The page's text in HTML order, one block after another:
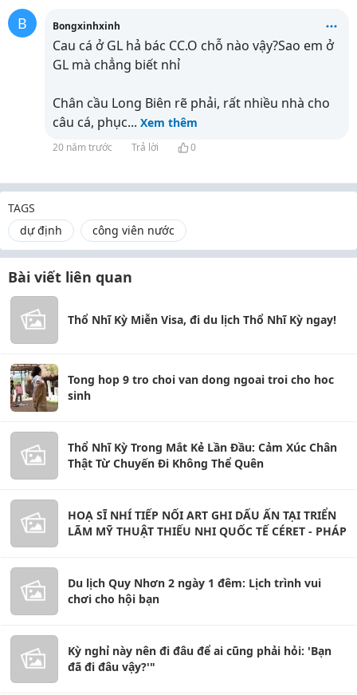
B Bongxinhxinh
Cau cá ở GL hả bác CC.O chỗ nào vậy?Sao em ở
GL mà chẳng biết nhỉ
Chân cầu Long Biên rẽ phải, rất nhiều nhà cho
câu cá, phục... Xem thêm
20 năm trước Trả lời 0
TAGS
dự định
công viên nước
Bài viết liên quan
Thổ Nhĩ Kỳ Miễn Visa, đi du lịch Thổ Nhĩ Kỳ ngay!
Tong hop 9 tro choi van dong ngoai troi cho hoc
sinh
Thổ Nhĩ Kỳ Trong Mắt Kẻ Lần Đầu: Cảm Xúc Chân
Thật Từ Chuyến Đi Không Thể Quên
HOẠ SĨ NHÍ TIẾP NỐI ART GHI DẤU ẤN TẠI TRIỂN
LÃM MỸ THUẬT THIẾU NHI QUỐC TẾ CÉRET - PHÁP
Du lịch Quy Nhơn 2 ngày 1 đêm: Lịch trình vui
chơi cho hội bạn
Kỳ nghỉ này nên đi đâu để ai cũng phải hỏi: 'Bạn
đã đi đâu vậy?'"